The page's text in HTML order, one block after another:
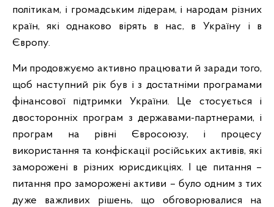
політикам, і громадським лідерам, і народам різних
країн, які однаково вірять в нас, в Україну і в
Європу.
Ми продовжуємо активно працювати й заради того,
щоб наступний рік був і з достатніми програмами
фінансової підтримки України. Це стосується і
двосторонніх програм з державами-партнерами, і
програм на рівні Євросоюзу, і процесу
використання та конфіскації російських активів, які
заморожені в різних юрисдикціях. І це питання –
питання про заморожені активи – було одним з тих
дуже важливих рішень, що обговорювалися на